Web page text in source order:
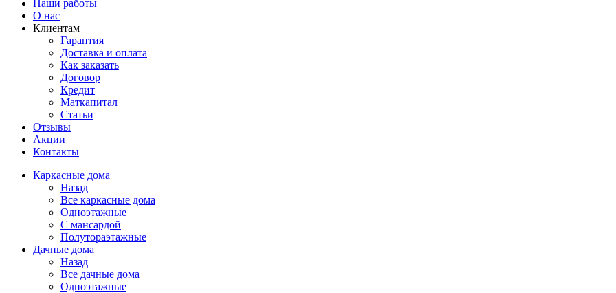
Наши работы
О нас
Клиентам
Гарантия
Доставка и оплата
Как заказать
Договор
Кредит
Маткапитал
Статьи
Отзывы
Акции
Контакты
Каркасные дома
Назад
Все каркасные дома
Одноэтажные
С мансардой
Полутораэтажные
Дачные дома
Назад
Все дачные дома
Одноэтажные